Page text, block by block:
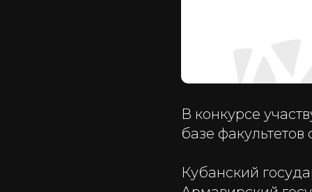
В конкурсе
базе
Кубанский